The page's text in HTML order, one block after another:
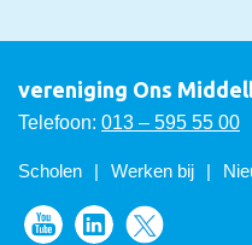
vereniging Ons
Telefoon: 013 – 595 55 00
Scholen Werken bij
Volg ons op Youtube
Volg ons op